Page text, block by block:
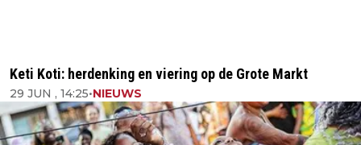
Keti Koti: herdenking en viering op de Grote Markt
29 JUN , 14:25•NIEUWS